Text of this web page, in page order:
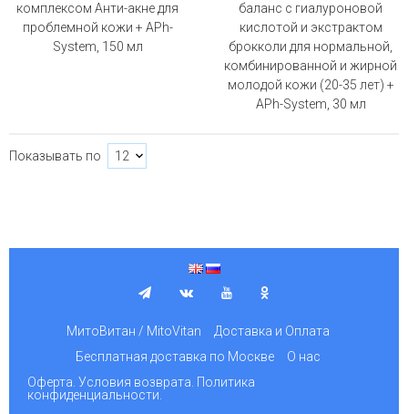
комплексом Анти-акне для
проблемной кожи + APh-
System, 150 мл
баланс с гиалуроновой
кислотой и экстрактом
брокколи для нормальной,
комбинированной и жирной
молодой кожи (20-35 лет) +
APh-System, 30 мл
Показывать по
МитоВитан / MitoVitan
Доставка и Оплата
Бесплатная доставка по Москве
О нас
Оферта. Условия возврата. Политика
конфиденциальности.